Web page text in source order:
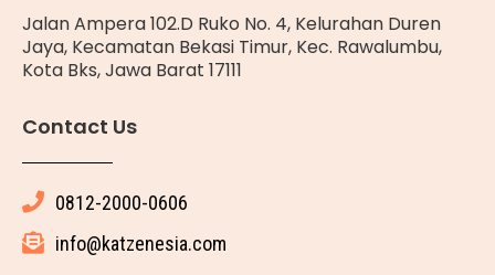
Jalan Ampera 102.D Ruko No. 4, Kelurahan Duren
Jaya, Kecamatan Bekasi Timur, Kec. Rawalumbu,
Kota Bks, Jawa Barat 17111
Contact Us
0812-2000-0606
info@katzenesia.com